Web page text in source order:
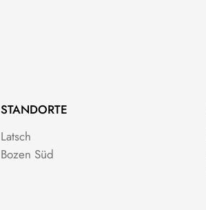
STANDORTE
Latsch
Bozen Süd